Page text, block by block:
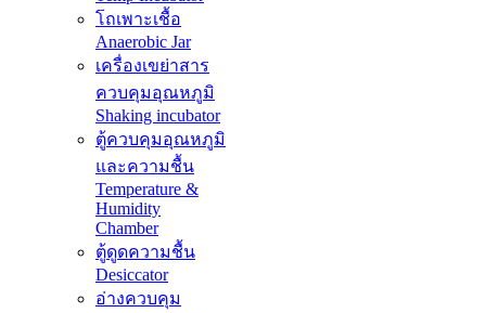
โถเพาะเชื้อ
Anaerobic Jar
เครื่องเขย่าสาร
ควบคุมอุณหภูมิ
Shaking incubator
ตู้ควบคุมอุณหภูมิ
และความชื้น
Temperature &
Humidity
Chamber
ตู้ดูดความชื้น
Desiccator
อ่างควบคุม